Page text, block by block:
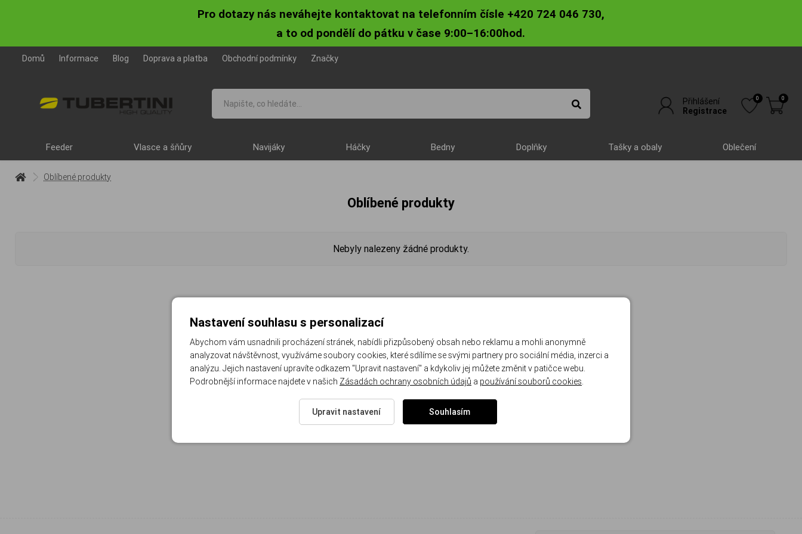
Pro dotazy nás neváhejte kontaktovat na telefonním čísle +420 724 046 730,
a to od pondělí do pátku v čase 9:00–16:00hod.
Domů Informace Blog Doprava a platba Obchodní podmínky Značky
Přihlášení
Registrace
0 0
Feeder Vlasce a šňůry Navijáky Háčky Bedny Doplňky Tašky a obaly Oblečení
Oblíbené produkty
Oblíbené produkty
Nebyly nalezeny žádné produkty.
Nastavení souhlasu s personalizací
Abychom vám usnadnili procházení stránek, nabídli přizpůsobený obsah nebo reklamu a mohli anonymně
analyzovat návštěvnost, využíváme soubory cookies, které sdílíme se svými partnery pro sociální média, inzerci a
analýzu. Jejich nastavení upravíte odkazem "Upravit nastavení" a kdykoliv jej můžete změnit v patičce webu.
Podrobnější informace najdete v našich Zásadách ochrany osobních údajů a používání souborů cookies.
Upravit nastavení Souhlasím